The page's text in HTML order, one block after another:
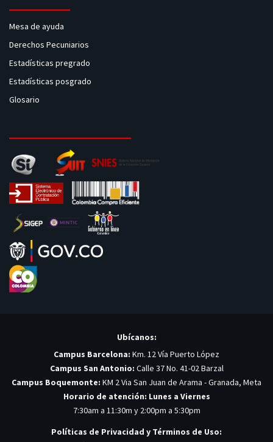
Mesa de ayuda
Derechos Pecuniarios
Estadísticas pregrado
Estadísticas posgrado
Glosario
Ubícanos:
Campus Barcelona: Km. 12 Vía Puerto López
Campus San Antonio: Calle 37 No. 41-02 Barzal
Campus Boquemonte: KM 2 Via San Juan de Arama - Granada, Meta
Horario de atención: Lunes a Viernes
7:30am a 11:30m y 2:00pm a 5:30pm
Políticas de Privacidad y Términos de Uso: